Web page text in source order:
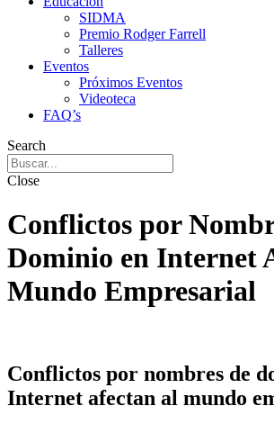
SIDMA
Premio Rodger Farrell
Talleres
Eventos
Próximos Eventos
Videoteca
FAQ’s
Search
Close
Conflictos por
Dominio en Internet
Mundo Empresarial
Conflictos por nombres de
Internet afectan al mundo